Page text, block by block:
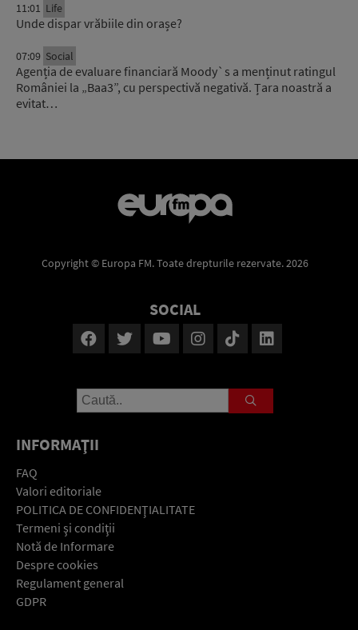
11:01 Life
Unde dispar vrăbiile din orașe?
07:09 Social
Agenția de evaluare financiară Moody`s a menținut ratingul
României la „Baa3”, cu perspectivă negativă. Țara noastră a
evitat…
Copyright © Europa FM. Toate drepturile rezervate. 2026
SOCIAL
INFORMAŢII
FAQ
Valori editoriale
POLITICA DE CONFIDENŢIALITATE
Termeni şi condiţii
Notă de Informare
Despre cookies
Regulament general
GDPR